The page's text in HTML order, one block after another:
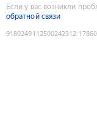
Если у вас возникли
обратной связи
9180249112500242312: